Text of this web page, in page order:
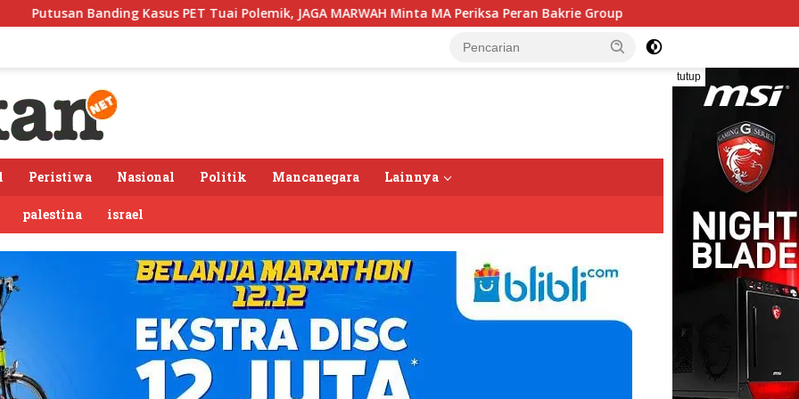
PET Tuai Polemik, JAGA MARWAH Minta MA Periksa Peran Bakrie Group Aktivis Lingkungan: Mafia di Kawasan SM
tutup
Peristiwa Nasional Politik Mancanegara Lainnya
palestina israel